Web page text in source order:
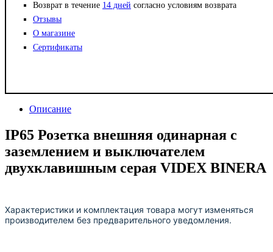
Возврат в течение 14 дней согласно условиям возврата
Отзывы
О магазине
Сертификаты
Описание
IP65 Розетка внешняя одинарная с
заземлением и выключателем
двухклавишным серая VIDEX BINERA
Характеристики и комплектация товара могут изменяться
производителем без предварительного уведомления.